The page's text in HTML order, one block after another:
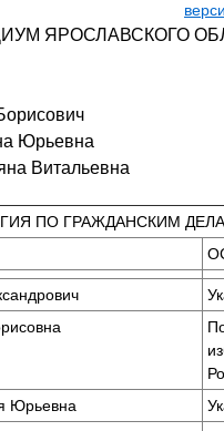
ЯРОСЛАВСКОГО
Юрьевна
Витальевна
ПО ГРАЖДАНСКИМ
Юрьевна